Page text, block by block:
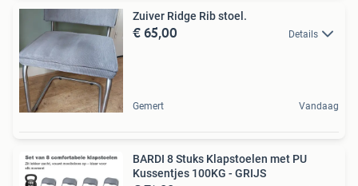
Zuiver Ridge Rib stoel.
€ 65,00 Details
Gemert Vandaag
BARDI 8 Stuks Klapstoelen met PU
Kussentjes 100KG - GRIJS